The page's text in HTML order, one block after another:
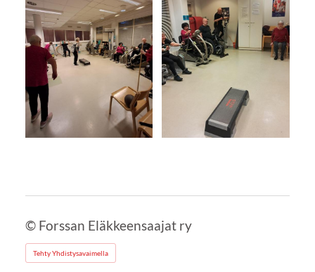
© Forssan Eläkkeensaajat ry
Tehty Yhdistysavaimella